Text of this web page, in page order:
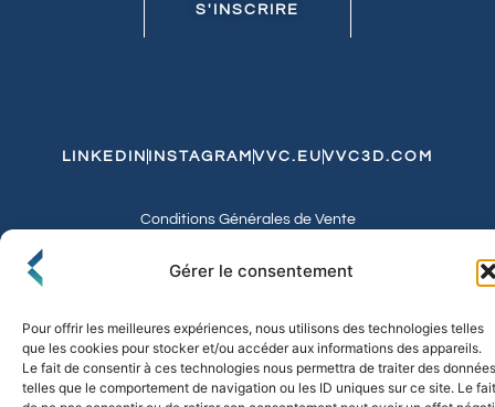
Gérer le consentement
Pour offrir les meilleures expériences, nous utilisons des technologies telles
que les cookies pour stocker et/ou accéder aux informations des appareils.
Le fait de consentir à ces technologies nous permettra de traiter des données
telles que le comportement de navigation ou les ID uniques sur ce site. Le fait
S'INSCRIRE
LINKEDIN INSTAGRAM VVC.EU VVC3D.COM
Conditions Générales de Vente
Echanges et Retours
© 2026 FLO & CO. All Rights Reserved